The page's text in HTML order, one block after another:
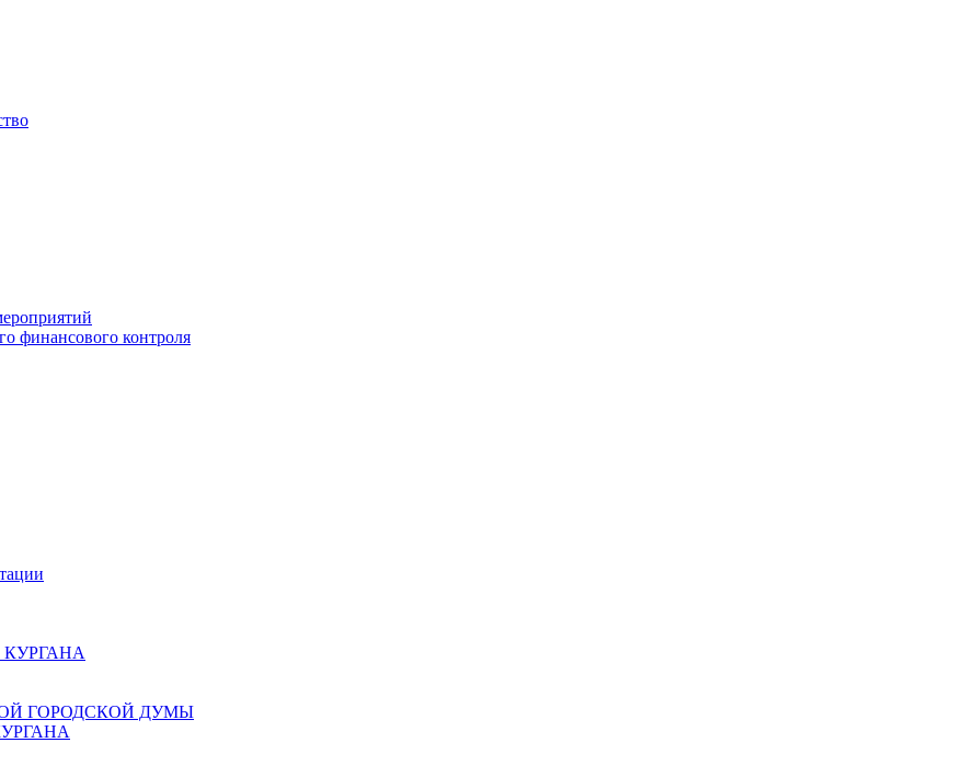
финансового контроля
ГОРОДСКОЙ ДУМЫ